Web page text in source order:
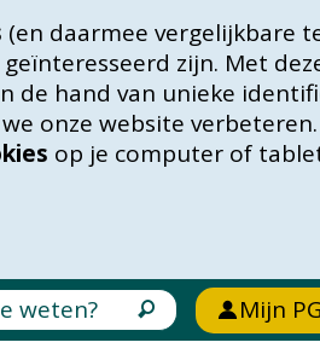
(en daarmee vergelijkbare
zijn. Met
de hand van unieke
onze website
op je computer of
Mijn